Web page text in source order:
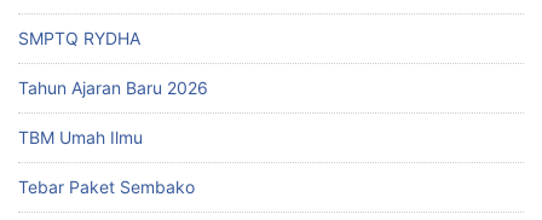
SMPTQ RYDHA
Tahun Ajaran Baru 2026
TBM Umah Ilmu
Tebar Paket Sembako